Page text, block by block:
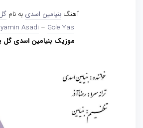
آهنگبنیامین اسدی به نام
Asadi – Gole Yas
موزیک بنیامین اسدی